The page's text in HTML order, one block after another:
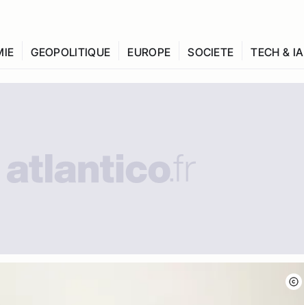
GEOPOLITIQUE EUROPE SOCIETE TECH & IA